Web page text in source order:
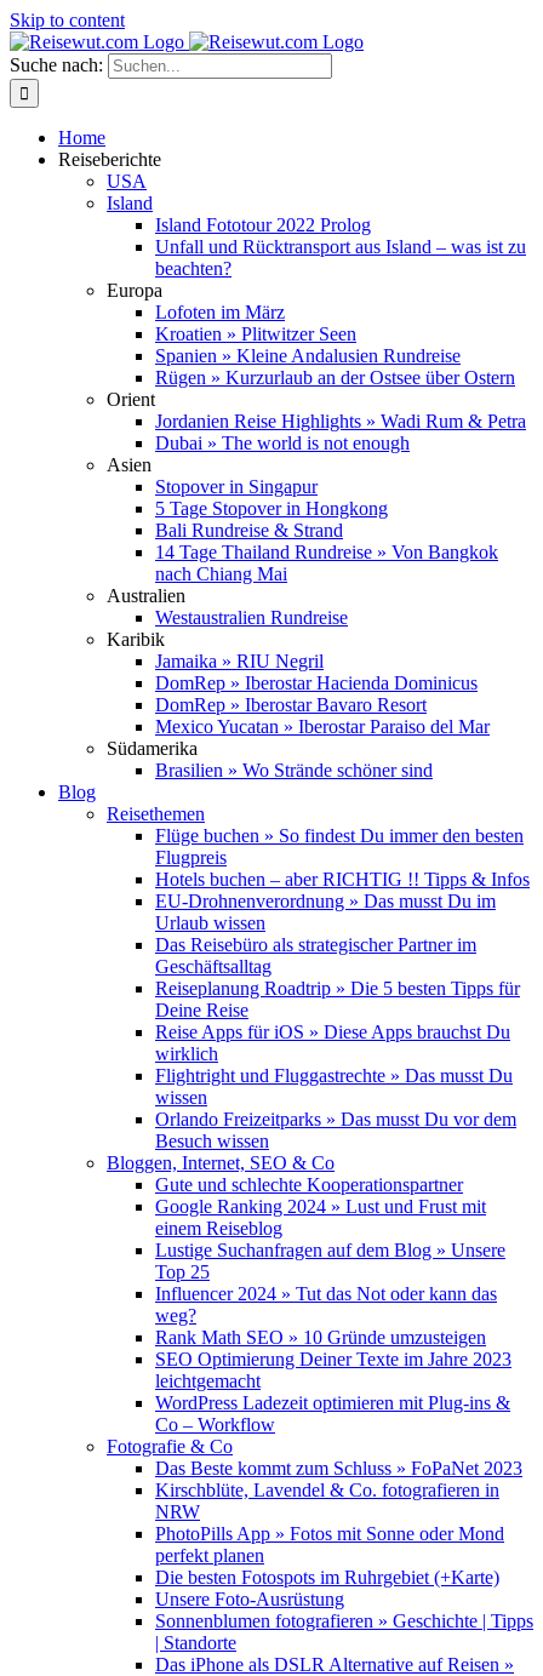
Skip to content
Suche nach:
Home
Reiseberichte
USA
Island
Island Fototour 2022 Prolog
Unfall und Rücktransport aus Island – was ist zu
beachten?
Europa
Lofoten im März
Kroatien » Plitwitzer Seen
Spanien » Kleine Andalusien Rundreise
Rügen » Kurzurlaub an der Ostsee über Ostern
Orient
Jordanien Reise Highlights » Wadi Rum & Petra
Dubai » The world is not enough
Asien
Stopover in Singapur
5 Tage Stopover in Hongkong
Bali Rundreise & Strand
14 Tage Thailand Rundreise » Von Bangkok
nach Chiang Mai
Australien
Westaustralien Rundreise
Karibik
Jamaika » RIU Negril
DomRep » Iberostar Hacienda Dominicus
DomRep » Iberostar Bavaro Resort
Mexico Yucatan » Iberostar Paraiso del Mar
Südamerika
Brasilien » Wo Strände schöner sind
Blog
Reisethemen
Flüge buchen » So findest Du immer den besten
Flugpreis
Hotels buchen – aber RICHTIG !! Tipps & Infos
EU-Drohnenverordnung » Das musst Du im
Urlaub wissen
Das Reisebüro als strategischer Partner im
Geschäftsalltag
Reiseplanung Roadtrip » Die 5 besten Tipps für
Deine Reise
Reise Apps für iOS » Diese Apps brauchst Du
wirklich
Flightright und Fluggastrechte » Das musst Du
wissen
Orlando Freizeitparks » Das musst Du vor dem
Besuch wissen
Bloggen, Internet, SEO & Co
Gute und schlechte Kooperationspartner
Google Ranking 2024 » Lust und Frust mit
einem Reiseblog
Lustige Suchanfragen auf dem Blog » Unsere
Top 25
Influencer 2024 » Tut das Not oder kann das
weg?
Rank Math SEO » 10 Gründe umzusteigen
SEO Optimierung Deiner Texte im Jahre 2023
leichtgemacht
WordPress Ladezeit optimieren mit Plug-ins &
Co – Workflow
Fotografie & Co
Das Beste kommt zum Schluss » FoPaNet 2023
Kirschblüte, Lavendel & Co. fotografieren in
NRW
PhotoPills App » Fotos mit Sonne oder Mond
perfekt planen
Die besten Fotospots im Ruhrgebiet (+Karte)
Unsere Foto-Ausrüstung
Sonnenblumen fotografieren » Geschichte | Tipps
| Standorte
Das iPhone als DSLR Alternative auf Reisen »